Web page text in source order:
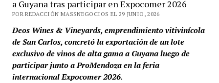
a Guyana tras participar en Expocomer 2026
POR REDACCIÓN MASSNEGOCIOS EL 29 JUNIO, 2026
Deos Wines & Vineyards, emprendimiento vitivinícola
de San Carlos, concretó la exportación de un lote
exclusivo de vinos de alta gama a Guyana luego de
participar junto a ProMendoza en la feria
internacional Expocomer 2026.